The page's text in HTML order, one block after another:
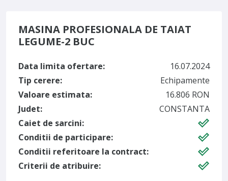
MASINA PROFESIONALA DE TAIAT
LEGUME-2 BUC
Data limita ofertare:
16.07.2024
Tip cerere:
Echipamente
Valoare estimata:
16.806 RON
Judet:
CONSTANTA
Caiet de sarcini:
Conditii de participare:
Conditii referitoare la contract:
Criterii de atribuire: